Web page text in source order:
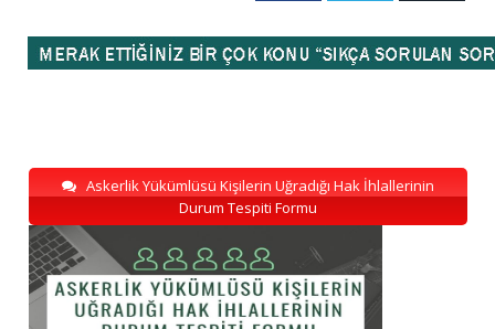
Askerlik Yükümlüsü Kişilerin Uğradığı Hak İhlallerinin
Durum Tespiti Formu